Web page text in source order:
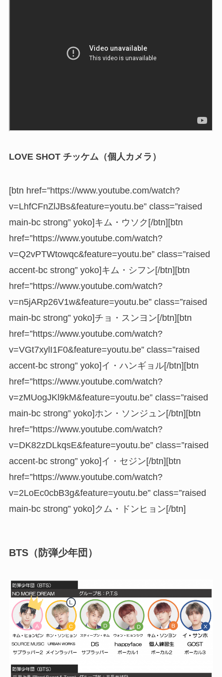
LOVE SHOT チッケム（個人カメラ）
[btn href=”https://www.youtube.com/watch?
v=LhfCFnZlJBs&feature=youtu.be” class=”raised
main-bc strong” yoko]キム・ウソク[/btn][btn
href=”https://www.youtube.com/watch?
v=Q2vPTWtowqc&feature=youtu.be” class=”raised
accent-bc strong” yoko]キム・シフン[/btn][btn
href=”https://www.youtube.com/watch?
v=n5jARp26V1w&feature=youtu.be” class=”raised
main-bc strong” yoko]チョ・スンヨン[/btn][btn
href=”https://www.youtube.com/watch?
v=VGt7xylI1F0&feature=youtu.be” class=”raised
accent-bc strong” yoko]イ・ハンギョル[/btn][btn
href=”https://www.youtube.com/watch?
v=zMUogJKl9kM&feature=youtu.be” class=”raised
main-bc strong” yoko]ホン・ソンジュン[/btn][btn
href=”https://www.youtube.com/watch?
v=DK82zDLkqsE&feature=youtu.be” class=”raised
accent-bc strong” yoko]イ・セジン[/btn][btn
href=”https://www.youtube.com/watch?
v=2LoEc0cbB3g&feature=youtu.be” class=”raised
main-bc strong” yoko]クム・ドンヒョン[/btn]
BTS（防弾少年団）